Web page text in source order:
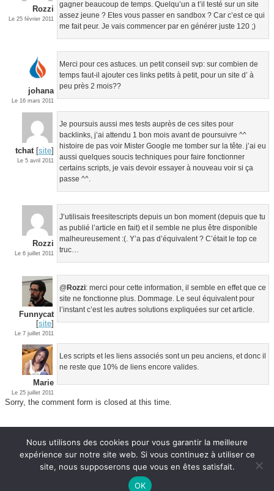
Rozzi
Le 25 février 2011
gagner beaucoup de temps. Quelqu’un a t’il testé sur un site
assez jeune ? Etes vous passer en sandbox ? Car c’est ce qui
me fait peur. Je vais commencer par en générer juste 120 ;)
johana
Le 16 mars 2011
Merci pour ces astuces. un petit conseil svp: sur combien de
temps faut-il ajouter ces links petits à petit, pour un site d’ à
peu près 2 mois??
tchat[site]
Le 5 avril 2011
Je poursuis aussi mes tests auprès de ces sites pour
backlinks, j’ai attendu 1 bon mois avant de poursuivre ^^
histoire de pas voir Mister Google me tomber sur la tête. j’ai eu
aussi quelques soucis techniques pour faire fonctionner
certains scripts, je vais devoir essayer à nouveau voir si ça
passe ^^.
Rozzi
Le 6 juillet 2011
J’utilisais freesitescripts depuis un bon moment (depuis que tu
as publié l’article en fait) et il semble ne plus être disponible
malheureusement :(. Y’a pas d’équivalent ? C’était le top ce
truc…
Funnycat
[site]
Le 7 juillet 2011
@ Rozzi: merci pour cette information, il semble en effet que ce
site ne fonctionne plus. Dommage. Le seul équivalent pour
l’instant c’est les autres solutions expliquées sur cet article.
Marie
Le 25 juillet 2011
Les scripts et les liens associés sont un peu anciens, et donc il
ne reste que 10% de liens encore valides.
Sorry, the comment form is closed at this time.
A propos
Contact
Mentions légales
Articles populaires
Google Panda
Myposeo
Fond Twitter
Flux RSS
Remonter
Nous utilisons des cookies pour vous garantir la meilleure
expérience sur notre site web. Si vous continuez à utiliser ce
site, nous supposerons que vous en êtes satisfait.
OK